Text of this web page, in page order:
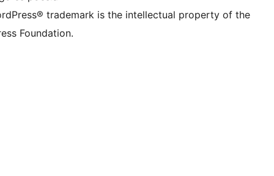
trademark is the intellectual property of the
Foundation.